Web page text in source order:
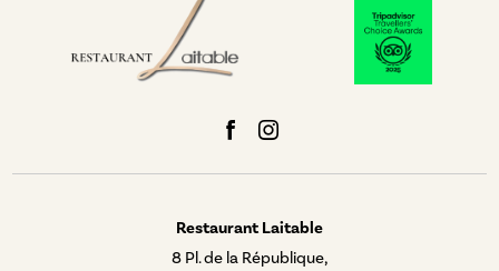
Restaurant Laitable
8 Pl. de la République,